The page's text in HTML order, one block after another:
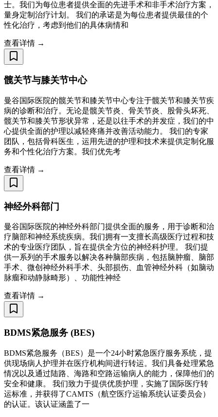
士。我们为每位患者提供全面的先进手术和非手术治疗方案，
量身定制治疗计划。 我们的承诺是为每位患者提供最佳的个
性化治疗，考虑到他们的具体病情和
查看详情 →
髋关节与膝关节中心
曼谷国际医院的髋关节和膝关节中心专注于髋关节和膝关节疾
病的诊断和治疗。无论是髋关节炎、骨关节炎、股骨头坏死、
髋关节和膝关节形状异常，还是以往手术的并发症，我们的中
心提供全面的护理以减轻疼痛并改善活动能力。 我们的专家
团队，包括骨科医生，运用先进的护理和技术来提供定制化服
务和个性化治疗方案。我们优先考
查看详情 →
神经外科部门
曼谷国际医院的神经外科部门提供全面的服务，用于诊断和治
疗脑部和神经系统疾病。我们拥有一支擅长高级医疗过程和技
术的专业医疗团队，旨在提供全方位的神经科护理。 我们提
供一系列的手术服务以解决各种脑部疾病，包括脑肿瘤、脑部
手术、微创神经外科手术、头部损伤、血管神经外科（如脑动
脉瘤和动静脉畸形）、功能性神经
查看详情 →
BDMS紧急服务 (BES)
BDMS紧急服务（BES）是一个24小时紧急医疗服务系统，提
供现场病人护理并在医疗机构间进行转运。我们具备处理紧急
情况以及通过陆路、海路和空路运输病人的能力，保障他们的
安全和健康。 我们致力于提供优质护理，实施了国际医疗转
运标准，并获得了CAMTS（航空医疗运输系统认证委员会）
的认证。该认证涵盖了一